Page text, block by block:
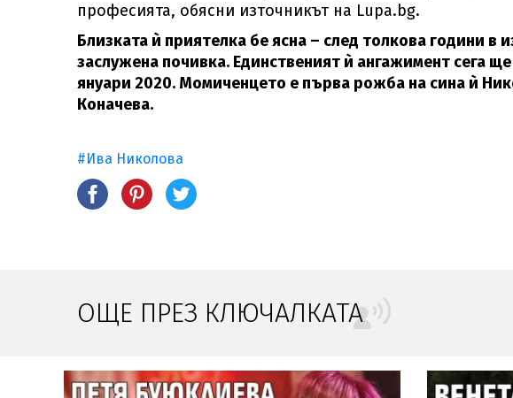
професията, обясни източникът на Lupa.bg.
Близката ѝ приятелка бе ясна – след толкова години в
заслужена почивка. Единственият ѝ ангажимент сега
януари 2020. Момиченцето е първа рожба на сина ѝ
Коначева.
#Ива Николова
ОЩЕ ПРЕЗ КЛЮЧАЛКАТА